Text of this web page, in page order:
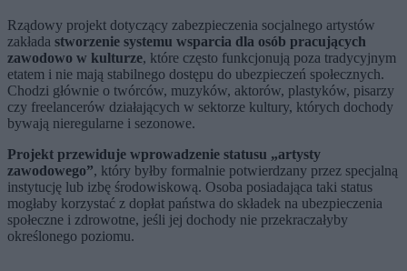
Rządowy projekt dotyczący zabezpieczenia socjalnego artystów
zakłada stworzenie systemu wsparcia dla osób pracujących
zawodowo w kulturze, które często funkcjonują poza tradycyjnym
etatem i nie mają stabilnego dostępu do ubezpieczeń społecznych.
Chodzi głównie o twórców, muzyków, aktorów, plastyków, pisarzy
czy freelancerów działających w sektorze kultury, których dochody
bywają nieregularne i sezonowe.
Projekt przewiduje wprowadzenie statusu „artysty
zawodowego”, który byłby formalnie potwierdzany przez specjalną
instytucję lub izbę środowiskową. Osoba posiadająca taki status
mogłaby korzystać z dopłat państwa do składek na ubezpieczenia
społeczne i zdrowotne, jeśli jej dochody nie przekraczałyby
określonego poziomu.